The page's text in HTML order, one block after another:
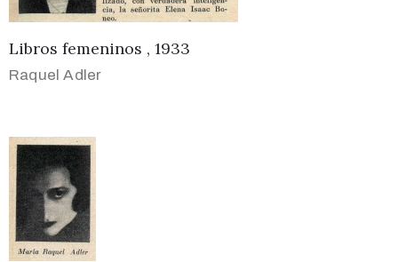
Libros femeninos , 1933
Raquel Adler